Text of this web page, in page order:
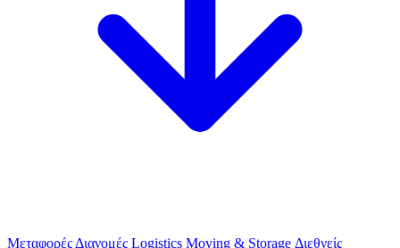
Μεταφορές Διανομές Logistics Moving & Storage Διεθνείς